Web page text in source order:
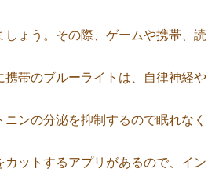
しょう。その際、ゲームや携帯、読
携帯のブルーライトは、自律神経や
ンの分泌を抑制するので眠れなく
カットするアプリがあるので、イン